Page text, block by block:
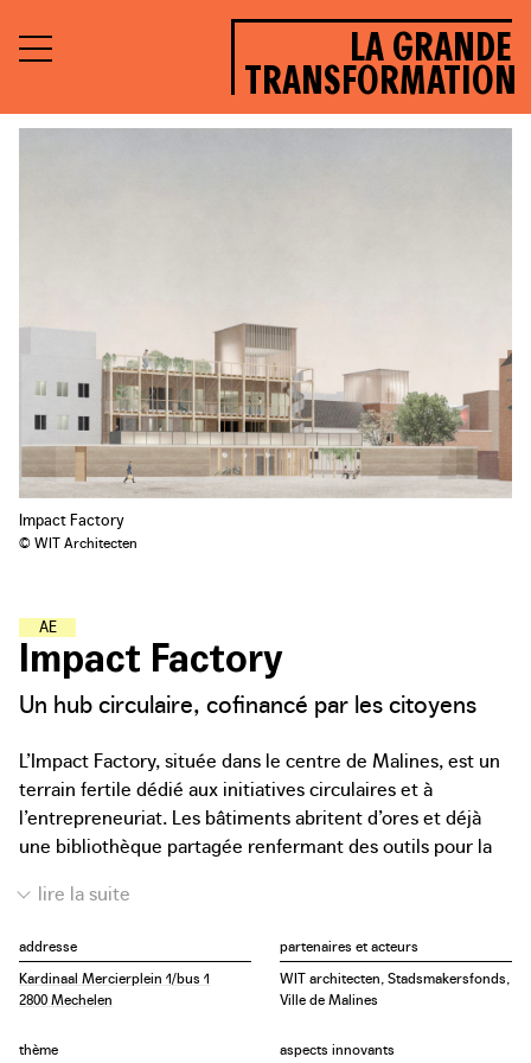
LA GRANDE
TRANSFORMATION
Impact Factory
© WIT Architecten
AT
ELIERS-�
�
COLES
Impact Factory
Un hub circulaire, cofinancé par les citoyens
L’Impact Factory, située dans le centre de Malines, est un
terrain fertile dédié aux initiatives circulaires et à
l’entrepreneuriat. Les bâtiments abritent d’ores et déjà
une bibliothèque partagée renfermant des outils pour la
graines, ainsi qu’une organisation qui fait pousser des
circulaire et le département de mode d’Ursulinen
Mechelen. La rénovation à venir ambitionne d’ajouter à
cet espace 150 à 200 postes de travail supplémentaires
dans des espaces de formation, de coworking, de
addresse
Kardinaal Mercierplein 1/bus 1
2800 Mechelen
partenaires et acteurs
WIT architecten, Stadsmakersfonds,
Ville de Malines
thème
aspects innovants